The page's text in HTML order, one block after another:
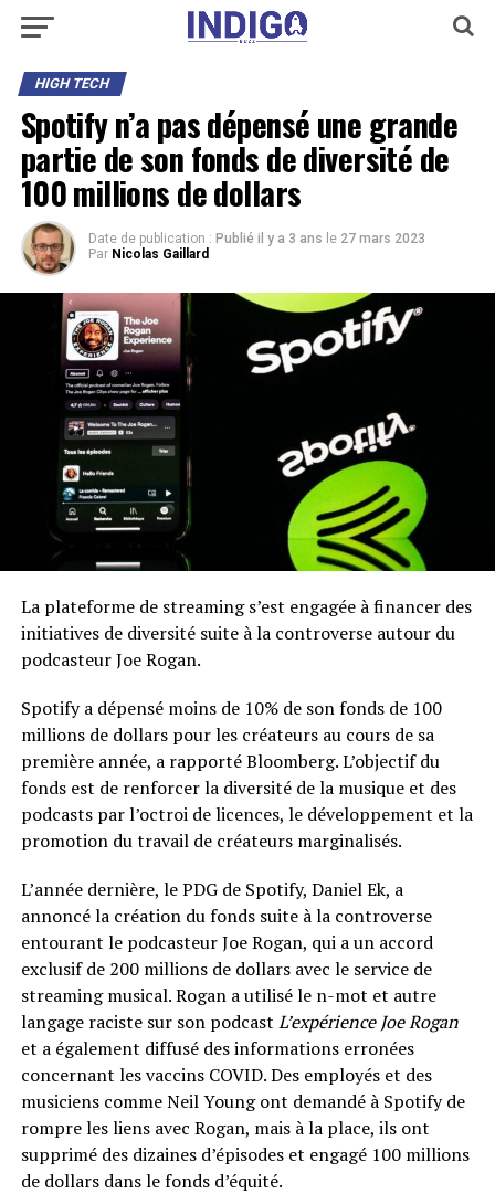
HIGH TECH
Spotify n’a pas dépensé une grande
partie de son fonds de diversité de
100 millions de dollars
Date de publication : Publié il y a 3 ans le 27 mars 2023
Par Nicolas Gaillard
La plateforme de streaming s’est engagée à financer des
initiatives de diversité suite à la controverse autour du
podcasteur Joe Rogan.
Spotify a dépensé moins de 10% de son fonds de 100
millions de dollars pour les créateurs au cours de sa
première année, a rapporté Bloomberg. L’objectif du
fonds est de renforcer la diversité de la musique et des
podcasts par l’octroi de licences, le développement et la
promotion du travail de créateurs marginalisés.
L’année dernière, le PDG de Spotify, Daniel Ek, a
annoncé la création du fonds suite à la controverse
entourant le podcasteur Joe Rogan, qui a un accord
exclusif de 200 millions de dollars avec le service de
streaming musical. Rogan a utilisé le n-mot et autre
langage raciste sur son podcast L’expérience Joe Rogan
et a également diffusé des informations erronées
concernant les vaccins COVID. Des employés et des
musiciens comme Neil Young ont demandé à Spotify de
rompre les liens avec Rogan, mais à la place, ils ont
supprimé des dizaines d’épisodes et engagé 100 millions
de dollars dans le fonds d’équité.